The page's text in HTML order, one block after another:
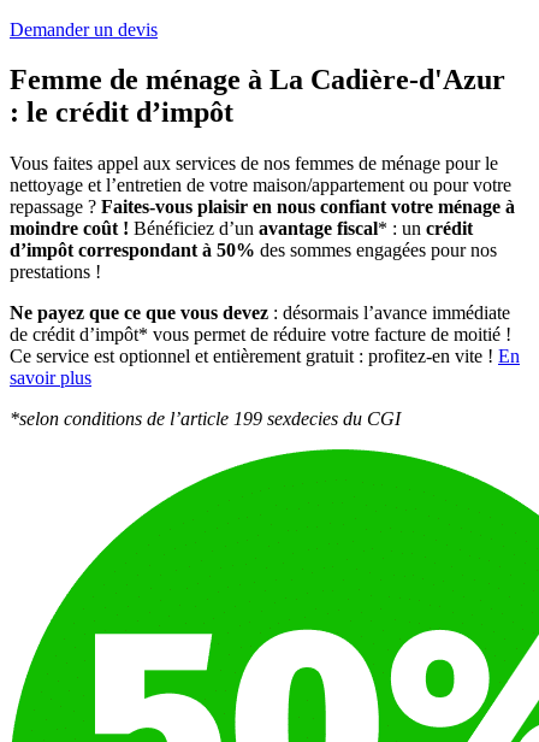
Demander un devis
Femme de ménage à La Cadière-d'Azur
: le crédit d’impôt
Vous faites appel aux services de nos femmes de ménage pour le
nettoyage et l’entretien de votre maison/appartement ou pour votre
repassage ? Faites-vous plaisir en nous confiant votre ménage à
moindre coût ! Bénéficiez d’un avantage fiscal* : un crédit
d’impôt correspondant à 50% des sommes engagées pour nos
prestations !
Ne payez que ce que vous devez : désormais l’avance immédiate
de crédit d’impôt* vous permet de réduire votre facture de moitié !
Ce service est optionnel et entièrement gratuit : profitez-en vite ! En
savoir plus
*selon conditions de l’article 199 sexdecies du CGI